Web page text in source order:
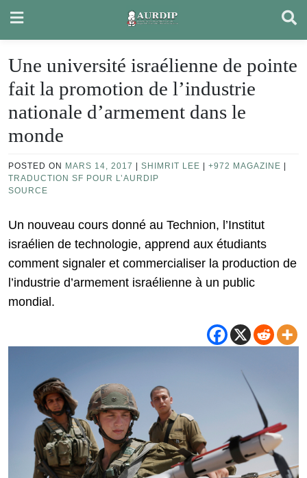
content
Une université israélienne de pointe
fait la promotion de l’industrie
nationale d’armement dans le
monde
POSTED ON MARS 14, 2017 SHIMRIT LEE +972 MAGAZINE
TRADUCTION SF POUR L’AURDIP
SOURCE
Un nouveau cours donné au Technion, l’Institut
israélien de technologie, apprend aux étudiants
comment signaler et commercialiser la production de
l’industrie d’armement israélienne à un public
mondial.